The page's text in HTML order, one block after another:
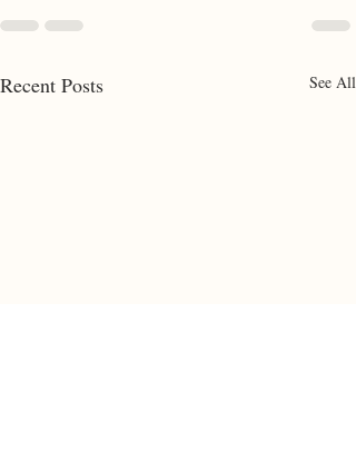
Recent Posts See All